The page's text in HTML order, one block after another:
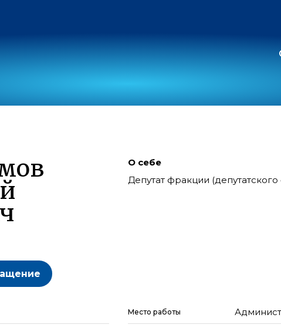
О себе
Депутат фракции
Место работы